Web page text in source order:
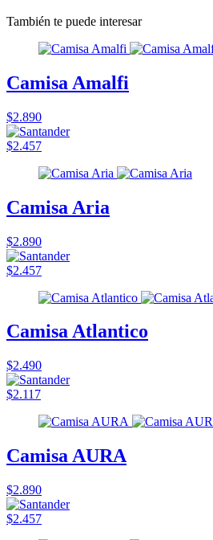
También te puede interesar
Camisa Amalfi
$2.890
$2.457
Camisa Aria
$2.890
$2.457
Camisa Atlantico
$2.490
$2.117
Camisa AURA
$2.890
$2.457